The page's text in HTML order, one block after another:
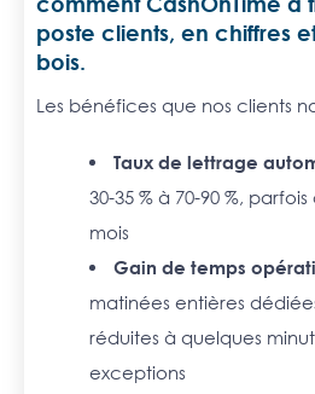
poste clients, en chiffres
bois.
Les bénéfices que nos clients
Taux de lettrage
30-35 % à 70-90 %,
mois
Gain de temps
matinées entières
réduites à quelques
exceptions